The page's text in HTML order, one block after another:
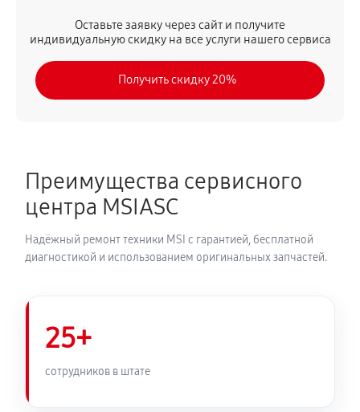
Оставьте заявку через сайт и получите
индивидуальную скидку на все услуги нашего сервиса
Получить скидку 20%
Преимущества сервисного
центра MSIASC
Надёжный ремонт техники MSI с гарантией, бесплатной
диагностикой и использованием оригинальных запчастей.
25+
сотрудников в штате